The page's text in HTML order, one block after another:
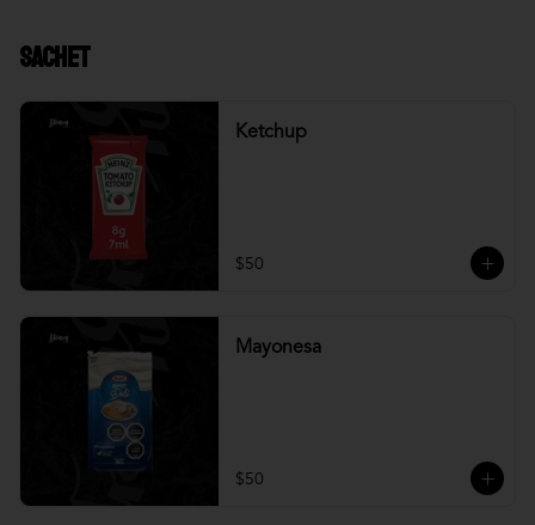
Sachet
Ketchup
$50
Mayonesa
$50